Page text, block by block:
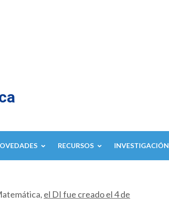
RECURSOS INVESTIGACIÓN
el DI fue creado el 4 de